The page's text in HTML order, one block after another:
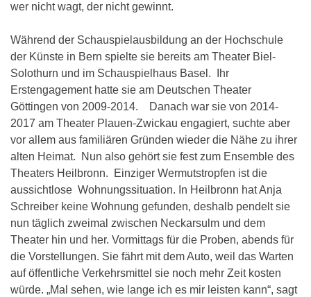
wer nicht wagt, der nicht gewinnt.
Während der Schauspielausbildung an der Hochschule
der Künste in Bern spielte sie bereits am Theater Biel-
Solothurn und im Schauspielhaus Basel. Ihr
Erstengagement hatte sie am Deutschen Theater
Göttingen von 2009-2014. Danach war sie von 2014-
2017 am Theater Plauen-Zwickau engagiert, suchte aber
vor allem aus familiären Gründen wieder die Nähe zu ihrer
alten Heimat. Nun also gehört sie fest zum Ensemble des
Theaters Heilbronn. Einziger Wermutstropfen ist die
aussichtlose Wohnungssituation. In Heilbronn hat Anja
Schreiber keine Wohnung gefunden, deshalb pendelt sie
nun täglich zweimal zwischen Neckarsulm und dem
Theater hin und her. Vormittags für die Proben, abends für
die Vorstellungen. Sie fährt mit dem Auto, weil das Warten
auf öffentliche Verkehrsmittel sie noch mehr Zeit kosten
würde. „Mal sehen, wie lange ich es mir leisten kann“, sagt